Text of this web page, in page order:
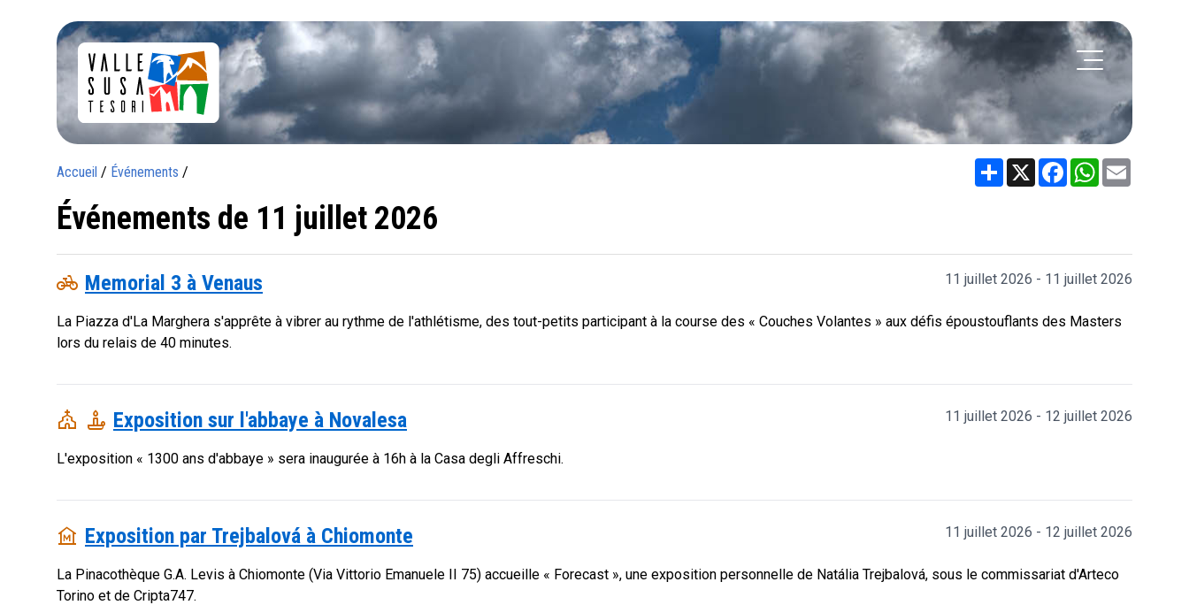
Accueil / Événements / Share X FacebookWhatsApp
Événements de 11 juillet 2026
pedal_bike Memorial 3 à Venaus 11 juillet 2026 - 11 juillet 2026
La Piazza d'La Marghera s'apprête à vibrer au rythme de l'athlétisme, des tout-petits participant à la course des « Couches Volantes » aux défis époustouflants des Masters
lors du relais de 40 minutes.
church candle Exposition sur l'abbaye à Novalesa 11 juillet 2026 - 12 juillet 2026
L'exposition « 1300 ans d'abbaye » sera inaugurée à 16h à la Casa degli Affreschi.
museum Exposition par Trejbalová à Chiomonte 11 juillet 2026 - 12 juillet 2026
La Pinacothèque G.A. Levis à Chiomonte (Via Vittorio Emanuele II 75) accueille « Forecast », une exposition personnelle de Natália Trejbalová, sous le commissariat d'Arteco
Torino et de Cripta747.